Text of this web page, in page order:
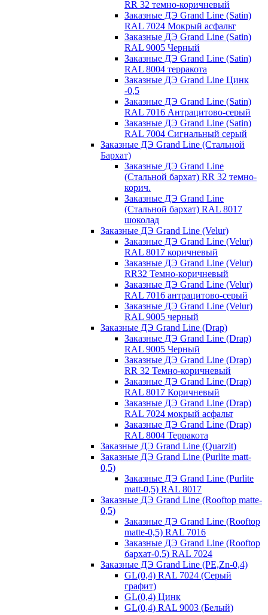
RR 32 темно-коричневый
Заказные ДЭ Grand Line (Satin)
RAL 7024 Мокрый асфальт
Заказные ДЭ Grand Line (Satin)
RAL 9005 Черный
Заказные ДЭ Grand Line (Satin)
RAL 8004 терракота
Заказные ДЭ Grand Line Цинк
-0,5
Заказные ДЭ Grand Line (Satin)
RAL 7016 Антрацитово-серый
Заказные ДЭ Grand Line (Satin)
RAL 7004 Сигнальный серый
Заказные ДЭ Grand Line (Стальной
Бархат)
Заказные ДЭ Grand Line
(Стальной бархат) RR 32 темно-
корич.
Заказные ДЭ Grand Line
(Стальной бархат) RAL 8017
шоколад
Заказные ДЭ Grand Line (Velur)
Заказные ДЭ Grand Line (Velur)
RAL 8017 коричневый
Заказные ДЭ Grand Line (Velur)
RR32 Темно-коричневый
Заказные ДЭ Grand Line (Velur)
RAL 7016 антрацитово-серый
Заказные ДЭ Grand Line (Velur)
RAL 9005 черный
Заказные ДЭ Grand Line (Drap)
Заказные ДЭ Grand Line (Drap)
RAL 9005 Черный
Заказные ДЭ Grand Line (Drap)
RR 32 Темно-коричневый
Заказные ДЭ Grand Line (Drap)
RAL 8017 Коричневый
Заказные ДЭ Grand Line (Drap)
RAL 7024 мокрый асфальт
Заказные ДЭ Grand Line (Drap)
RAL 8004 Терракота
Заказные ДЭ Grand Line (Quarzit)
Заказные ДЭ Grand Line (Purlite matt-
0,5)
Заказные ДЭ Grand Line (Purlite
matt-0,5) RAL 8017
Заказные ДЭ Grand Line (Rooftop matte-
0,5)
Заказные ДЭ Grand Line (Rooftop
matte-0,5) RAL 7016
Заказные ДЭ Grand Line (Rooftop
бархат-0,5) RAL 7024
Заказные ДЭ Grand Line (PE,Zn-0,4)
GL(0,4) RAL 7024 (Серый
графит)
GL(0,4) Цинк
GL(0,4) RAL 9003 (Белый)